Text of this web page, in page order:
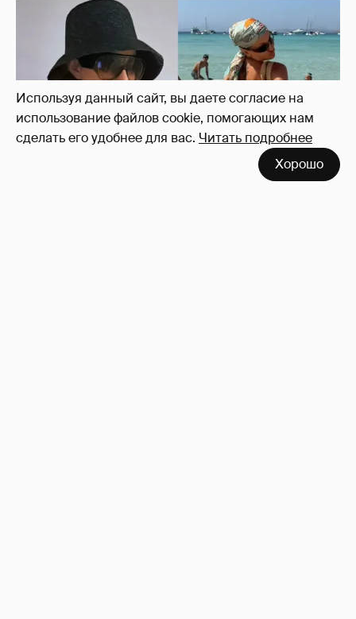
Используя данный сайт, вы даете согласие на
использование файлов cookie, помогающих нам
сделать его удобнее для вас. Читать подробнее
Хорошо